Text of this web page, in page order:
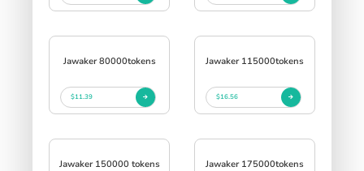
Jawaker 80000tokens
$11.39
Jawaker 115000tokens
$16.56
Jawaker 150000 tokens Jawaker 175000tokens